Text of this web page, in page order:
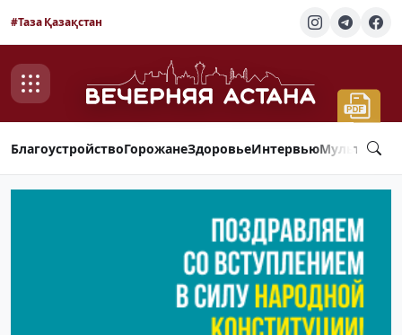
#Таза Қазақстан
БлагоустройствоГорожанеЗдоровьеИнтервью